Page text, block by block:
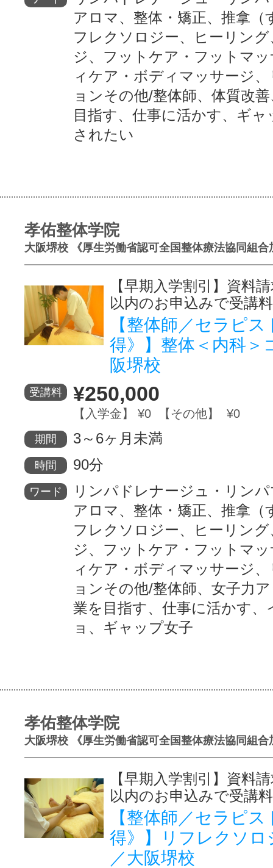
アロマ、整体・矯正、推拿（
フレクソロジー、ヒーリン
ジ、フットケア・フットマ
ィケア・ボディマッサージ
ョンその他/整体師、体質改
目指す、仕事に活かす、ギャ
されたい
孝佑整体学院
大阪堺校 《厚生労働省認可全国整体療法協同組合
【早期入学割引】資料
以内のお申込みで受講
【整体師／セラピ
得》】整体＜内科＞
阪堺校
受講料 ¥250,000
【入学金】 ¥0 【その他】 ¥0
期間 3～6ヶ月未満
時間 90分
ワード
リンパドレナージュ・リン
アロマ、整体・矯正、推拿（
フレクソロジー、ヒーリン
ジ、フットケア・フットマ
ィケア・ボディマッサージ
ョンその他/整体師、女子力
業を目指す、仕事に活かす、
ョ、ギャップ女子
孝佑整体学院
大阪堺校 《厚生労働省認可全国整体療法協同組合
【早期入学割引】資料
以内のお申込みで受講
【整体師／セラピ
得》】リフレクソロ
／大阪堺校